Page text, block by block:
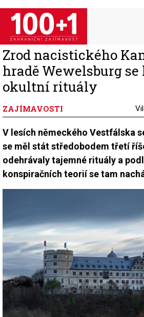
Přejít
hlavnímu
obsahu
Zrod nacistického
hradě Wewelsburg
okultní rituály
ZAJÍMAVOSTI
V lesích německého Vestfálska
se měl stát středobodem třetí
odehrávaly tajemné rituály a
konspiračních teorií se tam